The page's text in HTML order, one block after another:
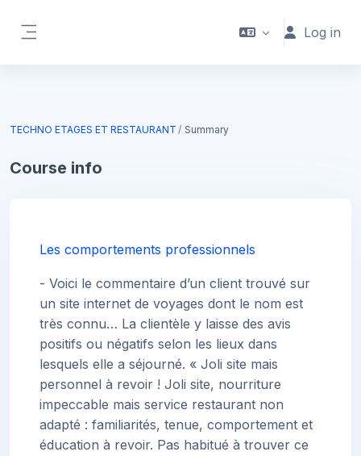
Log in
Bienvenue sur la nouvelle plateforme Elearning de
CFA CREE FORMATION
TECHNO ETAGES ET RESTAURANT Summary
Course info
Les comportements professionnels
- Voici le commentaire d’un client trouvé sur
un site internet de voyages dont le nom est
très connu… La clientèle y laisse des avis
positifs ou négatifs selon les lieux dans
lesquels elle a séjourné. « Joli site mais
personnel à revoir ! Joli site, nourriture
impeccable mais service restaurant non
adapté : familiarités, tenue, comportement et
éducation à revoir. Pas habitué à trouver ce